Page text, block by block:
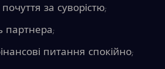
за суворістю;
партнера;
питання спокійно;